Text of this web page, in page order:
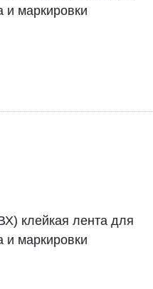
и маркировки
клейкая лента для
и маркировки